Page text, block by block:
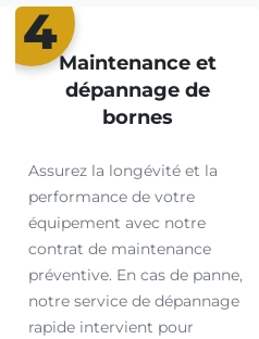
4
Maintenance et
dépannage de
bornes
Assurez la longévité et la
performance de votre
équipement avec notre
contrat de maintenance
préventive. En cas de panne,
notre service de dépannage
rapide intervient pour